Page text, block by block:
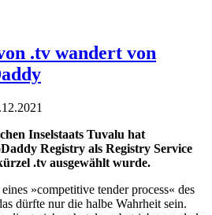
.tv wandert von
Inselstaats Tuvalu hat
Registry als Registry Service
.tv ausgewählt wurde.
»competitive tender process« des
dürfte nur die halbe Wahrheit sein.